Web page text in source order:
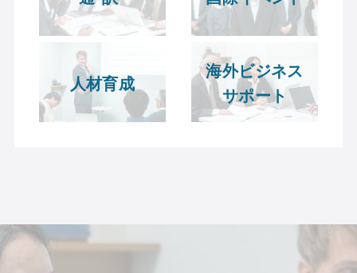
人材育成
海外ビジネス
サポート